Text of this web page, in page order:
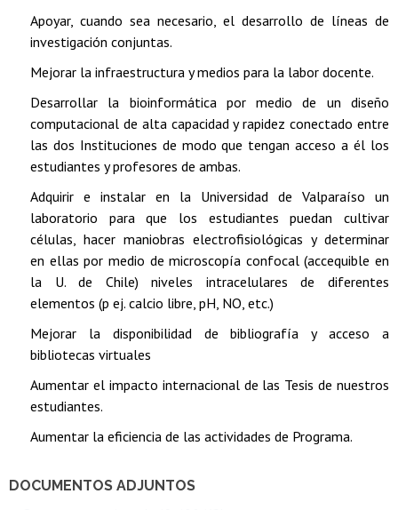
DOCUMENTOS ADJUNTOS
Apoyar, cuando sea necesario, el desarrollo de líneas de
investigación conjuntas.
Mejorar la infraestructura y medios para la labor docente.
Desarrollar la bioinformática por medio de un diseño
computacional de alta capacidad y rapidez conectado entre
las dos Instituciones de modo que tengan acceso a él los
estudiantes y profesores de ambas.
Adquirir e instalar en la Universidad de Valparaíso un
laboratorio para que los estudiantes puedan cultivar
células, hacer maniobras electrofisiológicas y determinar
en ellas por medio de microscopía confocal (accequible en
la U. de Chile) niveles intracelulares de diferentes
elementos (p ej. calcio libre, pH, NO, etc.)
Mejorar la disponibilidad de bibliografía y acceso a
bibliotecas virtuales
Aumentar el impacto internacional de las Tesis de nuestros
estudiantes.
Aumentar la eficiencia de las actividades de Programa.